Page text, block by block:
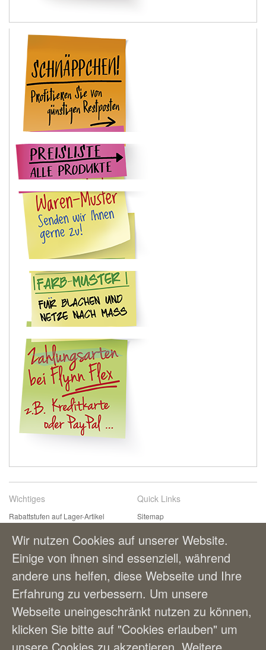
Wichtiges
Rabattstufen auf Lager-Artikel
Einfach & bequem bestellen
Zahlungsmöglichkeiten
Lieferung und Versandkosten
AGBs
Quick Links
Sitemap
Erweiterte Suche
Benutzerkonto
Mein Benutzerkonto
Wir nutzen Cookies auf unserer Website.
Einige von ihnen sind essenziell, während
andere uns helfen, diese Webseite und Ihre
Erfahrung zu verbessern. Um unsere
Webseite uneingeschränkt nutzen zu können,
klicken Sie bitte auf "Cookies erlauben" um